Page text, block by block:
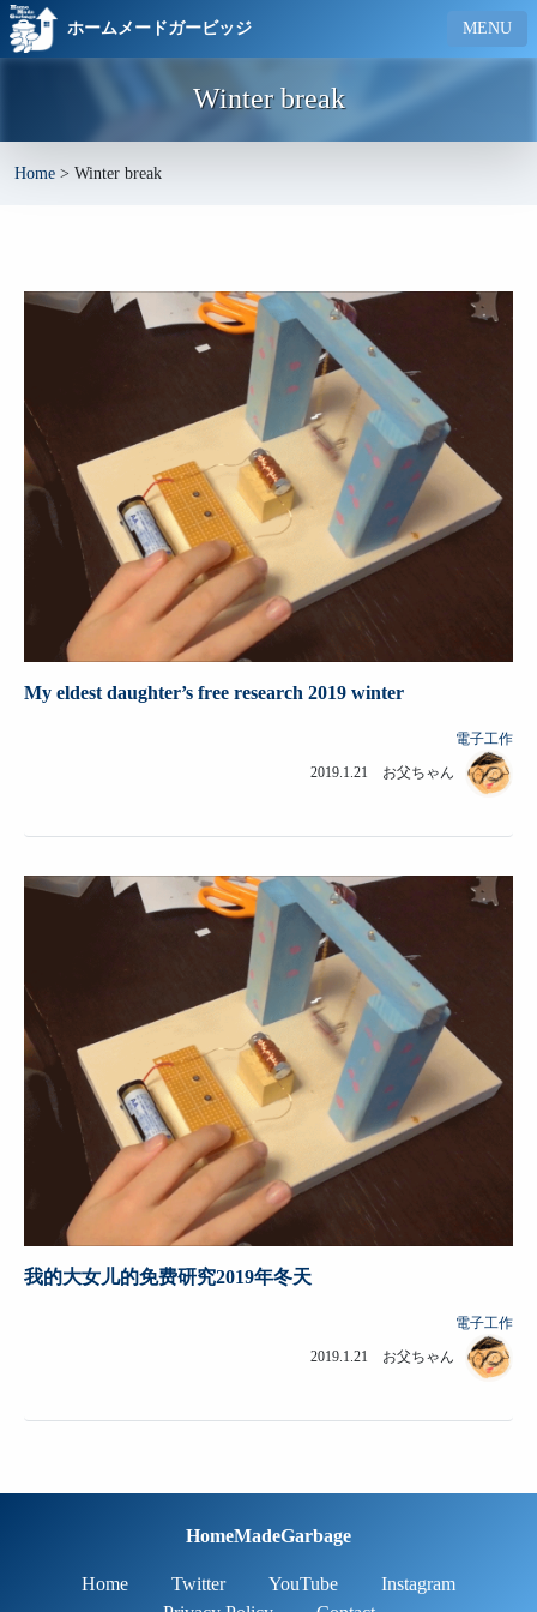
ホームメードガービッジ MENU
Winter break
Home > Winter break
My eldest daughter’s free research 2019 winter
電子工作
2019.1.21 お父ちゃん
我的大女儿的免费研究2019年冬天
電子工作
2019.1.21 お父ちゃん
HomeMadeGarbage
Home Twitter YouTube
Instagram